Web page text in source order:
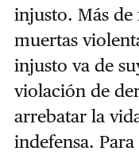
injusto. Más
muertas
injusto va de
violación de
arrebatar la
indefensa.